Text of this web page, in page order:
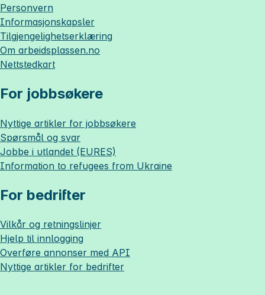
Personvern
Informasjonskapsler
Tilgjengelighetserklæring
Om arbeidsplassen.no
Nettstedkart
For jobbsøkere
Nyttige artikler for jobbsøkere
Spørsmål og svar
Jobbe i utlandet (EURES)
Information to refugees from Ukraine
For bedrifter
Vilkår og retningslinjer
Hjelp til innlogging
Overføre annonser med API
Nyttige artikler for bedrifter